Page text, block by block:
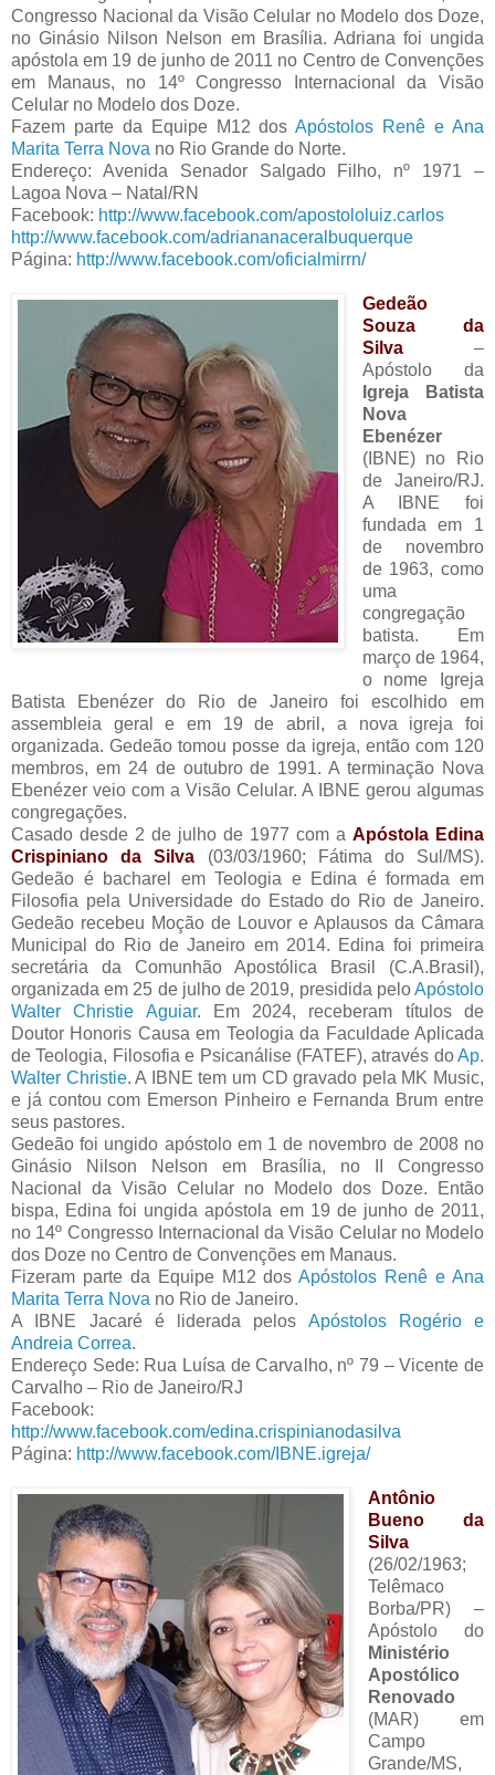
Congresso Nacional da Visão Celular no Modelo dos Doze,
no Ginásio Nilson Nelson em Brasília. Adriana foi ungida
apóstola em 19 de junho de 2011 no Centro de Convenções
em Manaus, no 14º Congresso Internacional da Visão
Celular no Modelo dos Doze.
Fazem parte da Equipe M12 dosApóstolos Renê e Ana
Marita Terra Nova no Rio Grande do Norte.
Endereço: Avenida Senador Salgado Filho, nº 1971 –
Lagoa Nova – Natal/RN
Facebook: http://www.facebook.com/apostololuiz.carlos
http://www.facebook.com/adriananaceralbuquerque
Página: http://www.facebook.com/oficialmirrn/
Gedeão
Souza da
Silva–
Apóstolo da
Igreja Batista
Nova
Ebenézer
(IBNE) no Rio
de Janeiro/RJ.
A IBNE foi
fundada em 1
de novembro
de 1963, como
uma
congregação
batista. Em
março de 1964,
o nome Igreja
Batista Ebenézer do Rio de Janeiro foi escolhido em
assembleia geral e em 19 de abril, a nova igreja foi
organizada. Gedeão tomou posse da igreja, então com 120
membros, em 24 de outubro de 1991. A terminação Nova
Ebenézer veio com a Visão Celular. A IBNE gerou algumas
congregações.
Casado desde 2 de julho de 1977 com a Apóstola Edina
Crispiniano da Silva (03/03/1960; Fátima do Sul/MS).
Gedeão é bacharel em Teologia e Edina é formada em
Filosofia pela Universidade do Estado do Rio de Janeiro.
Gedeão recebeu Moção de Louvor e Aplausos da Câmara
Municipal do Rio de Janeiro em 2014. Edina foi primeira
secretária da Comunhão Apostólica Brasil (C.A.Brasil),
organizada em 25 de julho de 2019, presidida peloApóstolo
Walter Christie Aguiar. Em 2024, receberam títulos de
Doutor Honoris Causa em Teologia da Faculdade Aplicada
de Teologia, Filosofia e Psicanálise (FATEF), através doAp.
Walter Christie. A IBNE tem um CD gravado pela MK Music,
e já contou com Emerson Pinheiro e Fernanda Brum entre
seus pastores.
Gedeão foi ungido apóstolo em 1 de novembro de 2008 no
Ginásio Nilson Nelson em Brasília, no II Congresso
Nacional da Visão Celular no Modelo dos Doze. Então
bispa, Edina foi ungida apóstola em 19 de junho de 2011,
no 14º Congresso Internacional da Visão Celular no Modelo
dos Doze no Centro de Convenções em Manaus.
Fizeram parte da Equipe M12 dosApóstolos Renê e Ana
Marita Terra Nova no Rio de Janeiro.
A IBNE Jacaré é liderada pelos Apóstolos Rogério e
Andreia Correa.
Endereço Sede: Rua Luísa de Carvalho, nº 79 – Vicente de
Carvalho – Rio de Janeiro/RJ
Facebook:
http://www.facebook.com/edina.crispinianodasilva
Página: http://www.facebook.com/IBNE.igreja/
Antônio
Bueno da
Silva
(26/02/1963;
Telêmaco
Borba/PR) –
Apóstolo do
Ministério
Apostólico
Renovado
(MAR) em
Campo
Grande/MS,